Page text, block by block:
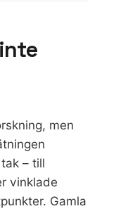
men
– till
vinklade
Gamla